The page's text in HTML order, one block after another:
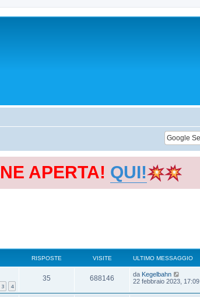
APERTA! QUI!
RISPOSTE VISITE ULTIMO MESSAGGIO
3 4
35 688146 da Kegelbahn
22 febbraio 2023, 17:09